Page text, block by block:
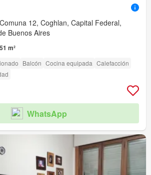
12, Coghlan, Capital Federal,
Buenos Aires
51 m²
Balcón Cocina equipada Calefacción
WhatsApp